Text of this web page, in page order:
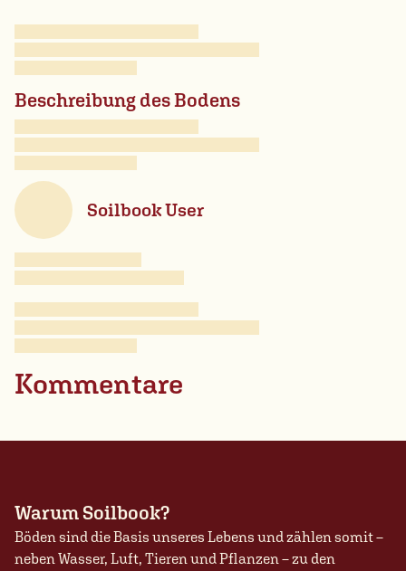
Beschreibung des Bodens
Soilbook User
Kommentare
Warum Soilbook?
Böden sind die Basis unseres Lebens und zählen somit –
neben Wasser, Luft, Tieren und Pflanzen – zu den